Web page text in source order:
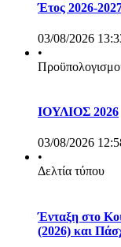
Έτος 2026-
03/08/2026
•
ΙΟΥΛΙΟΣ 2026
03/08/2026
•
Δελτία τύπου
Ένταξη στο
(2026) και